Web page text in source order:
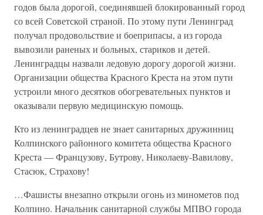
годов была дорогой, соединявшей блокированный город
со всей Советской страной. По этому пути Ленинград
получал продовольствие и боеприпасы, а из города
вывозили раненых и больных, стариков и детей.
Ленинградцы назвали ледовую дорогу дорогой жизни.
Организации общества Красного Креста на этом пути
устроили много десятков обогревательных пунктов и
оказывали первую медицинскую помощь.
Кто из ленинградцев не знает санитарных дружинниц
Колпинского районного комитета общества Красного
Креста — Французову, Бутрову, Николаеву-Вавилову,
Стасюк, Страхову!
…Фашисты внезапно открыли огонь из минометов под
Колпино. Начальник санитарной службы МПВО города